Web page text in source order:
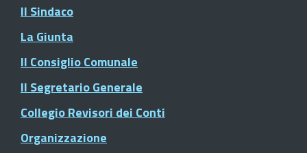
Il Sindaco
La Giunta
Il Consiglio Comunale
Il Segretario Generale
Collegio Revisori dei Conti
Organizzazione